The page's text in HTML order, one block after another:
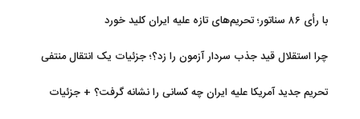
با رأی ۸۶ سناتور؛ تحریم‌های تازه علیه ایران کلید خورد
چرا استقلال قید جذب سردار آزمون را زد؟؛ جزئیات یک انتقال منتفی
تحریم جدید آمریکا علیه ایران چه کسانی را نشانه گرفت؟ + جزئیات